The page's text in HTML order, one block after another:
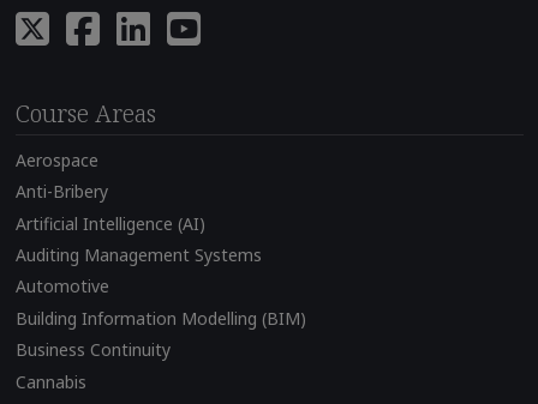
Course Areas
Aerospace
Anti-Bribery
Artificial Intelligence (AI)
Auditing Management Systems
Automotive
Building Information Modelling (BIM)
Business Continuity
Cannabis